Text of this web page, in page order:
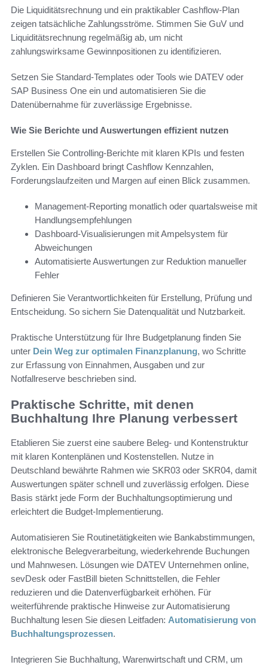
Die Liquiditätsrechnung und ein praktikabler Cashflow-Plan
zeigen tatsächliche Zahlungsströme. Stimmen Sie GuV und
Liquiditätsrechnung regelmäßig ab, um nicht
zahlungswirksame Gewinnpositionen zu identifizieren.
Setzen Sie Standard-Templates oder Tools wie DATEV oder
SAP Business One ein und automatisieren Sie die
Datenübernahme für zuverlässige Ergebnisse.
Wie Sie Berichte und Auswertungen effizient nutzen
Erstellen Sie Controlling-Berichte mit klaren KPIs und festen
Zyklen. Ein Dashboard bringt Cashflow Kennzahlen,
Forderungslaufzeiten und Margen auf einen Blick zusammen.
Management-Reporting monatlich oder quartalsweise mit
Handlungsempfehlungen
Dashboard-Visualisierungen mit Ampelsystem für
Abweichungen
Automatisierte Auswertungen zur Reduktion manueller
Fehler
Definieren Sie Verantwortlichkeiten für Erstellung, Prüfung und
Entscheidung. So sichern Sie Datenqualität und Nutzbarkeit.
Praktische Unterstützung für Ihre Budgetplanung finden Sie
unter Dein Weg zur optimalen Finanzplanung, wo Schritte
zur Erfassung von Einnahmen, Ausgaben und zur
Notfallreserve beschrieben sind.
Praktische Schritte, mit denen
Buchhaltung Ihre Planung verbessert
Etablieren Sie zuerst eine saubere Beleg- und Kontenstruktur
mit klaren Kontenplänen und Kostenstellen. Nutze in
Deutschland bewährte Rahmen wie SKR03 oder SKR04, damit
Auswertungen später schnell und zuverlässig erfolgen. Diese
Basis stärkt jede Form der Buchhaltungsoptimierung und
erleichtert die Budget-Implementierung.
Automatisieren Sie Routinetätigkeiten wie Bankabstimmungen,
elektronische Belegverarbeitung, wiederkehrende Buchungen
und Mahnwesen. Lösungen wie DATEV Unternehmen online,
sevDesk oder FastBill bieten Schnittstellen, die Fehler
reduzieren und die Datenverfügbarkeit erhöhen. Für
weiterführende praktische Hinweise zur Automatisierung
Buchhaltung lesen Sie diesen Leitfaden: Automatisierung von
Buchhaltungsprozessen.
Integrieren Sie Buchhaltung, Warenwirtschaft und CRM, um